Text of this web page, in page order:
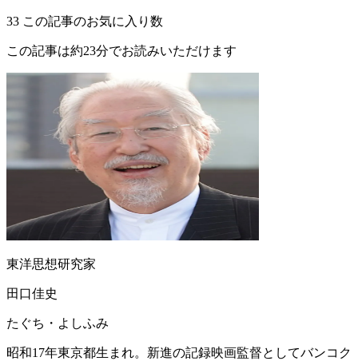
33 この記事のお気に入り数
この記事は約23分でお読みいただけます
東洋思想研究家
田口佳史
たぐち・よしふみ
昭和17年東京都生まれ。新進の記録映画監督としてバンコク